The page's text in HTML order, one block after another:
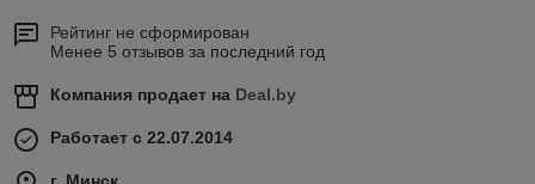
Рейтинг не сформирован
Менее 5 отзывов за последний год
Компания продает на Deal.by
Работает с 22.07.2014